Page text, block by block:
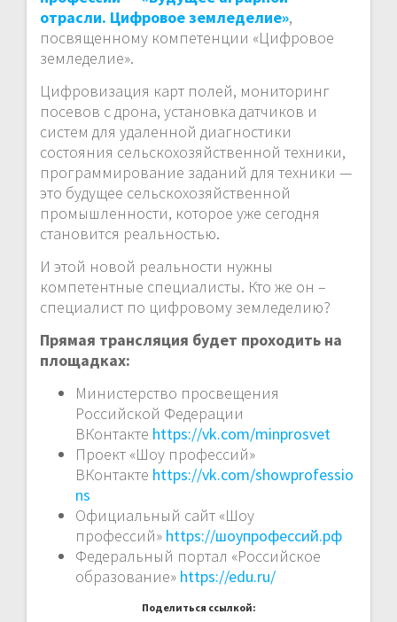
отрасли. Цифровое земледелие»,
посвященному компетенции «Цифровое
земледелие».
Цифровизация карт полей, мониторинг
посевов с дрона, установка датчиков и
систем для удаленной диагностики
состояния сельскохозяйственной техники,
программирование заданий для техники —
это будущее сельскохозяйственной
промышленности, которое уже сегодня
становится реальностью.
И этой новой реальности нужны
компетентные специалисты. Кто же он –
специалист по цифровому земледелию?
Прямая трансляция будет проходить на
площадках:
Министерство просвещения
Российской Федерации
ВКонтакте https://vk.com/minprosvet
Проект «Шоу профессий»
ВКонтакте https://vk.com/showprofessio
ns
Официальный сайт «Шоу
профессий» https://шоупрофессий.рф
Федеральный портал «Российское
образование» https://edu.ru/
Поделиться ссылкой: